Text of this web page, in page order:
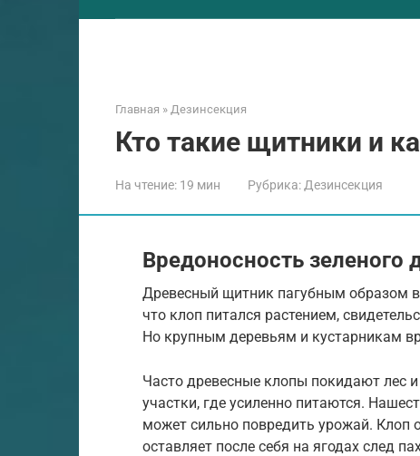
Главная » Дезинсекция
Кто такие щитники и
На чтение: 19 мин Рубрика: Дезинсекция
Вредоносность зеленого
Древесный щитник пагубным образом
что клоп питался растением,
Но крупным деревьям и кустарникам
Часто древесные клопы покидают лес
участки, где усиленно питаются.
может сильно повредить урожай. Клоп
оставляет после себя на ягодах след